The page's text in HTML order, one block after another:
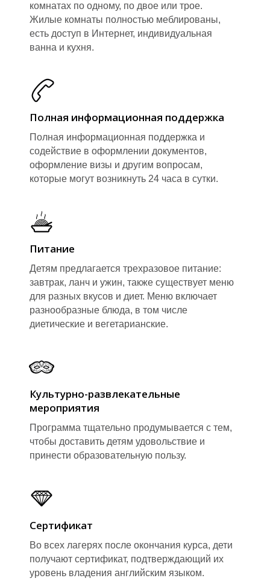
комнатах по одному, по двое или трое.
Жилые комнаты полностью меблированы,
есть доступ в Интернет, индивидуальная
ванна и кухня.
Полная информационная поддержка
Полная информационная поддержка и
содействие в оформлении документов,
оформление визы и другим вопросам,
которые могут возникнуть 24 часа в сутки.
Питание
Детям предлагается трехразовое питание:
завтрак, ланч и ужин, также существует меню
для разных вкусов и диет. Меню включает
разнообразные блюда, в том числе
диетические и вегетарианские.
Культурно-развлекательные
мероприятия
Программа тщательно продумывается с тем,
чтобы доставить детям удовольствие и
принести образовательную пользу.
Сертификат
Во всех лагерях после окончания курса, дети
получают сертификат, подтверждающий их
уровень владения английским языком.